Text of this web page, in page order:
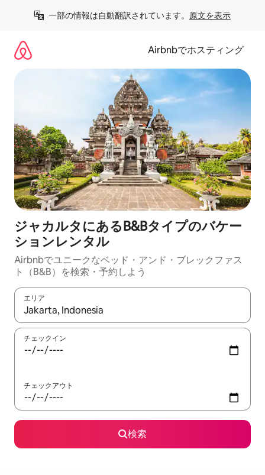
一部の情報は自動翻訳されています。 原文を表示
Airbnbでホスティング
ジャカルタにあるB&Bタイプのバケー
ションレンタル
Airbnbでユニークなベッド・アンド・ブレックファス
ト（B&B）を検索・予約しよう
エリア
検索結果が表示されたら、上下の矢印キーを使って移動するか
チェックイン
チェックアウト
検索